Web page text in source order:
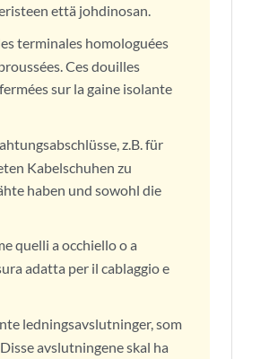
että johdinosan.
terminales homologuées
Ces douilles
sur la gaine isolante
z.B. für
Kabelschuhen zu
haben und sowohl die
quelli a occhiello o a
adatta per il cablaggio e
ledningsavslutninger, som
avslutningene skal ha